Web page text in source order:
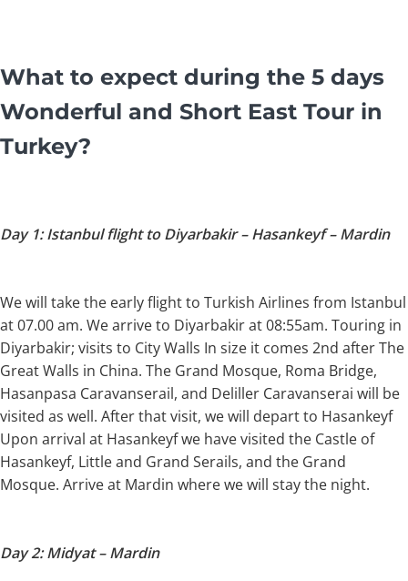
What to expect during the 5 days
Wonderful and Short East Tour in
Turkey?
Day 1: Istanbul flight to Diyarbakir – Hasankeyf – Mardin
We will take the early flight to Turkish Airlines from Istanbul
at 07.00 am. We arrive to Diyarbakir at 08:55am. Touring in
Diyarbakir; visits to City Walls In size it comes 2nd after The
Great Walls in China. The Grand Mosque, Roma Bridge,
Hasanpasa Caravanserail, and Deliller Caravanserai will be
visited as well. After that visit, we will depart to Hasankeyf
Upon arrival at Hasankeyf we have visited the Castle of
Hasankeyf, Little and Grand Serails, and the Grand
Mosque. Arrive at Mardin where we will stay the night.
Day 2: Midyat – Mardin